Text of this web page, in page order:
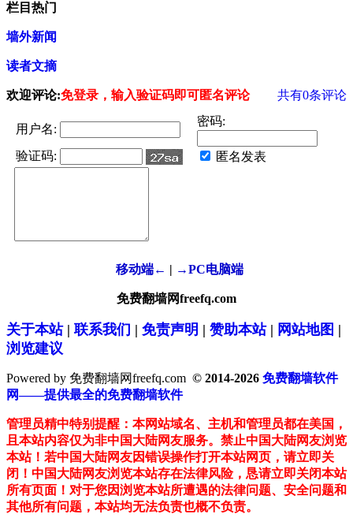
栏目热门
墙外新闻
读者文摘
欢迎评论:免登录，输入验证码即可匿名评论 共有0条评论
用户名:
密码:
验证码: 匿名发表
移动端← | →PC电脑端
免费翻墙网freefq.com
关于本站| 联系我们 | 免责声明 | 赞助本站| 网站地图 |
浏览建议
Powered by 免费翻墙网freefq.com © 2014-2026 免费翻墙软件
网——提供最全的免费翻墙软件
管理员精中特别提醒：本网站域名、主机和管理员都在美国，
且本站内容仅为非中国大陆网友服务。禁止中国大陆网友浏览
本站！若中国大陆网友因错误操作打开本站网页，请立即关
闭！中国大陆网友浏览本站存在法律风险，恳请立即关闭本站
所有页面！对于您因浏览本站所遭遇的法律问题、安全问题和
其他所有问题，本站均无法负责也概不负责。